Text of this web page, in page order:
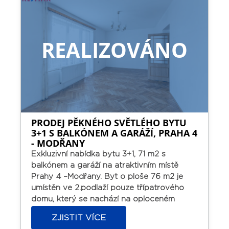
ihned.
REALIZOVÁNO
PRODEJ PĚKNÉHO SVĚTLÉHO BYTU
3+1 S BALKÓNEM A GARÁŽÍ, PRAHA 4
- MODŘANY
Exkluzivní nabídka bytu 3+1, 71 m2 s
balkónem a garáží na atraktivním místě
Prahy 4 –Modřany. Byt o ploše 76 m2 je
umístěn ve 2.podlaží pouze třípatrového
domu, který se nachází na oploceném
pozemku. K bytu náleží část zahrady k
výhradnímu užívání a garáž (17 m2) v
ZJISTIT VÍCE